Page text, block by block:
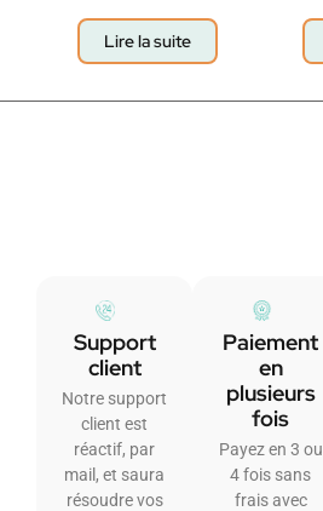
Lire la suite
Support
client
Notre support
client est
réactif, par
mail, et saura
résoudre vos
Paiement
en
plusieurs
fois
Payez en 3 ou
4 fois sans
frais avec